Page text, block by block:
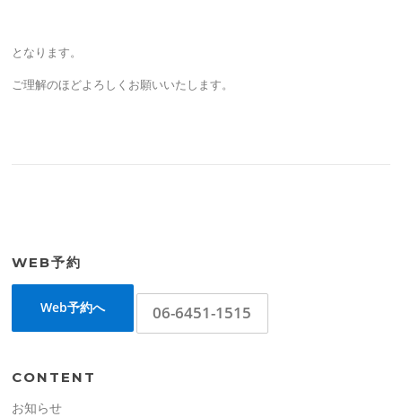
となります。
ご理解のほどよろしくお願いいたします。
WEB予約
Web予約へ 06-6451-1515
CONTENT
お知らせ